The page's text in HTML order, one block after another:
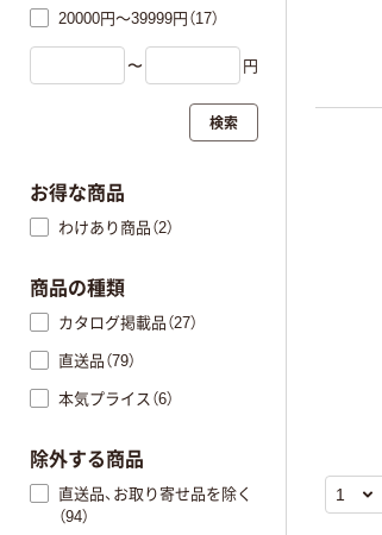
20000円～39999円（17）
〜 円
検索
お得な商品
わけあり商品（2）
商品の種類
カタログ掲載品（27）
直送品（79）
本気プライス（6）
除外する商品
直送品、お取り寄せ品を除く
（94）